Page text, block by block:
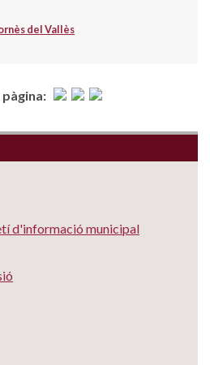
del Vallès
d'informació municipal